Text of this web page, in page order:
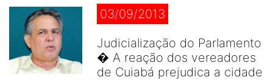
03/09/2013
Judicialização do Parlamento
� A reação dos vereadores
de Cuiabá prejudica a cidade